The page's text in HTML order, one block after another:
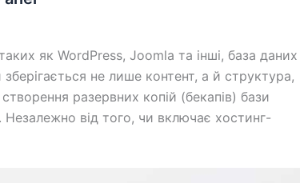
як WordPress, Joomla та інші, база даних
не лише контент, а й структура,
разервних копій (бекапів) бази
Незалежно від того, чи включає хостинг-